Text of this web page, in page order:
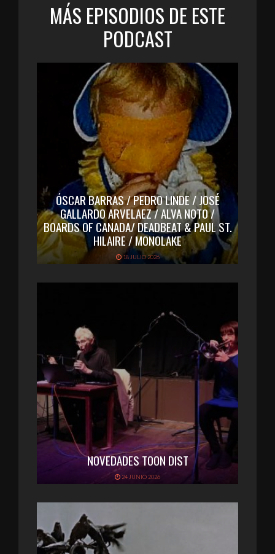
MÁS EPISODIOS DE ESTE
PODCAST
ÓSCAR BARRAS / PEDRO LINDE / JOSÉ
GALLARDO ARVELAEZ / ALVA NOTO /
BOARDS OF CANADA/ DEADBEAT & PAUL ST.
HILAIRE / MONOLAKE
18 JULIO 2026
NOVEDADES TOON DIST
24 JUNIO 2026